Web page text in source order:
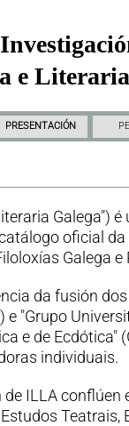
e
PRESENTACIÓN
Galega") é
oficial da
Galega e
da fusión
e "Grupo
e de Ecdótica"
individuais.
ILLA conflúen
Teatrais,